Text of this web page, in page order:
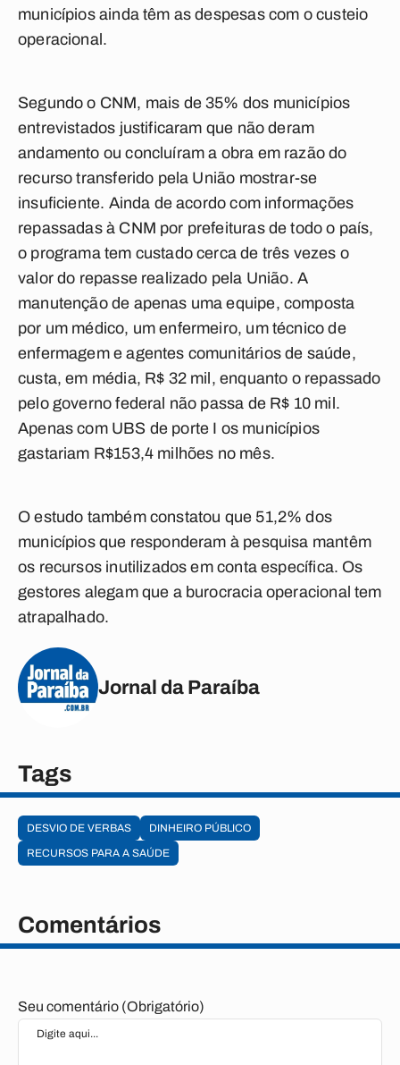
municípios ainda têm as despesas com o custeio
operacional.
Segundo o CNM, mais de 35% dos municípios
entrevistados justificaram que não deram
andamento ou concluíram a obra em razão do
recurso transferido pela União mostrar-se
insuficiente. Ainda de acordo com informações
repassadas à CNM por prefeituras de todo o país,
o programa tem custado cerca de três vezes o
valor do repasse realizado pela União. A
manutenção de apenas uma equipe, composta
por um médico, um enfermeiro, um técnico de
enfermagem e agentes comunitários de saúde,
custa, em média, R$ 32 mil, enquanto o repassado
pelo governo federal não passa de R$ 10 mil.
Apenas com UBS de porte I os municípios
gastariam R$153,4 milhões no mês.
O estudo também constatou que 51,2% dos
municípios que responderam à pesquisa mantêm
os recursos inutilizados em conta específica. Os
gestores alegam que a burocracia operacional tem
atrapalhado.
Jornal da Paraíba
Tags
DESVIO DE VERBAS
DINHEIRO PÚBLICO
RECURSOS PARA A SAÚDE
Comentários
Seu comentário (Obrigatório)